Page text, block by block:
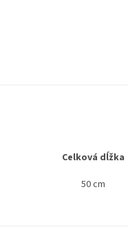
Celková dĺžka
50 cm